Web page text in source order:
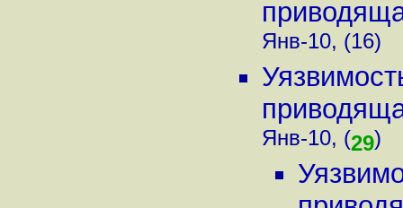
Янв-10, (16)
Янв-10, (29)